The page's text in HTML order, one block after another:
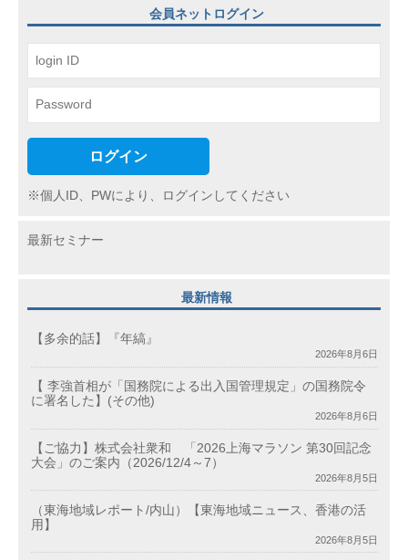
ン
会員ネットログイン
ログイン
※個人ID、PWにより、ログインしてください
最新セミナー
最新情報
【多余的話】『年縞』
2026年8月6日
【 李強首相が「国務院による出入国管理規定」の国務院令
に署名した】(その他)
2026年8月6日
【ご協力】株式会社衆和 「2026上海マラソン 第30回記念
大会」のご案内（2026/12/4～7）
2026年8月5日
（東海地域レポート/内山）【東海地域ニュース、香港の活
用】
2026年8月5日